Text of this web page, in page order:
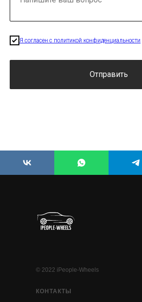
Я согласен с политикой конфиденциальности
Отправить
КОНТАКТЫ
© 2022 iPeople-Wheels